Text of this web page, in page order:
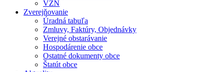
VZN
Zverejňovanie
Úradná tabuľa
Zmluvy, Faktúry, Objednávky
Verejné obstarávanie
Hospodárenie obce
Ostatné dokumenty obce
Štatút obce